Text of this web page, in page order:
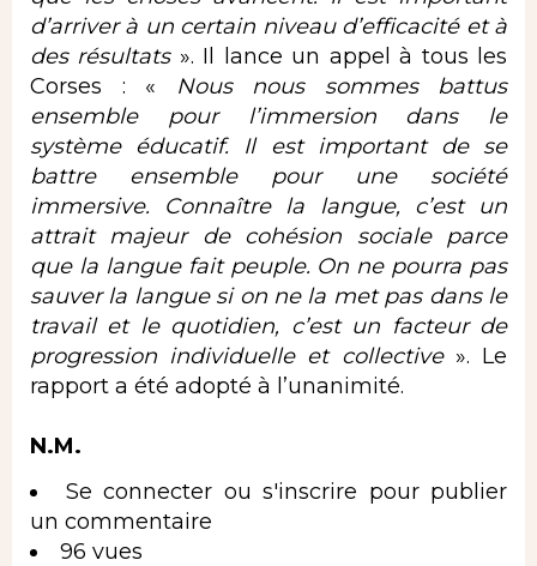
d’arriver à un certain niveau d’efficacité et à
des résultats». Il lance un appel à tous les
Corses : «
Nous nous sommes battus
ensemble pour l’immersion dans le
système éducatif. Il est important de se
battre ensemble pour une société
immersive. Connaître la langue, c’est un
attrait majeur de cohésion sociale parce
que la langue fait peuple. On ne pourra pas
sauver la langue si on ne la met pas dans le
travail et le quotidien, c’est un facteur de
progression individuelle et collective». Le
rapport a été adopté à l’unanimité.
N.M.
Se connecter ou s'inscrire pour publier
un commentaire
96 vues